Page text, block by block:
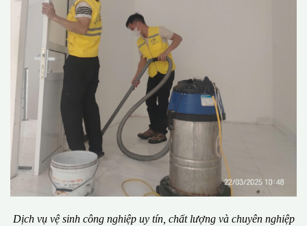
Dịch vụ vệ sinh công nghiệp uy tín, chất lượng và chuyên nghiệp